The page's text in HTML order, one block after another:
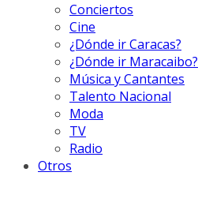
Conciertos
Cine
¿Dónde ir Caracas?
¿Dónde ir Maracaibo?
Música y Cantantes
Talento Nacional
Moda
TV
Radio
Otros